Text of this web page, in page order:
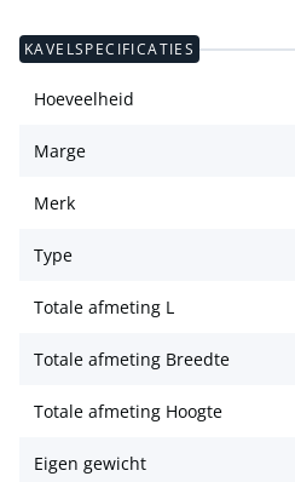
KAVELSPECIFICATIES
Hoeveelheid
Marge
Merk
Type
Totale afmeting L
Totale afmeting Breedte
Totale afmeting Hoogte
Eigen gewicht